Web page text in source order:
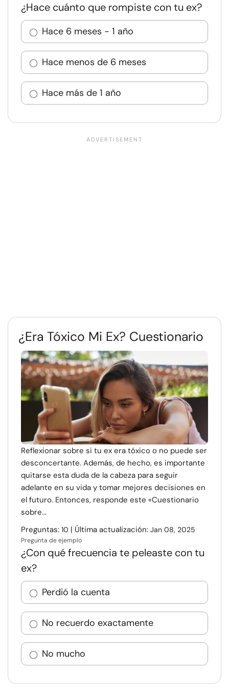
¿Hace cuánto que rompiste con tu ex?
Hace 6 meses - 1 año
Hace menos de 6 meses
Hace más de 1 año
¿Era Tóxico Mi Ex? Cuestionario
Reflexionar sobre si tu ex era tóxico o no puede ser
desconcertante. Además, de hecho, es importante
quitarse esta duda de la cabeza para seguir
adelante en su vida y tomar mejores decisiones en
el futuro. Entonces, responde este «Cuestionario
sobre...
Preguntas: 10 | Última actualización: Jan 08, 2025
Pregunta de ejemplo
¿Con qué frecuencia te peleaste con tu
ex?
Perdió la cuenta
No recuerdo exactamente
No mucho